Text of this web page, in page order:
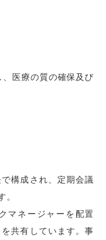
医療の質の確保及び
構成され、定期会議
。
マネージャーを配置
共有しています。事